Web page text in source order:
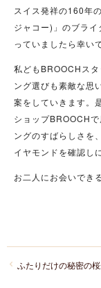
スイス発祥の160年
ジャコー)」 のブライ
っていましたら幸い
私どもBROOCHス
ング選びも素敵な思
案をしていきます。
ショップBROOCH
ングのすばらしさを
イヤモンドを確認し
お二人にお会いでき
ふたりだけの秘密の桜が隠れた”和”のセットリング杢目金屋